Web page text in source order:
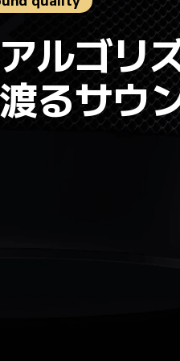
ルゴリ
るサウ